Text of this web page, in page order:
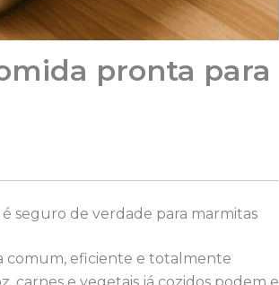
pronta para
seguro de verdade para marmitas
comum, eficiente e totalmente